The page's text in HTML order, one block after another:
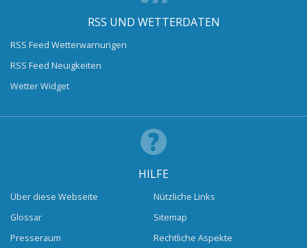
RSS UND WETTERDATEN
RSS Feed Wetterwarnungen
RSS Feed Neuigkeiten
Wetter Widget
HILFE
Über diese Webseite
Glossar
Presseraum
Nützliche Links
Sitemap
Rechtliche Aspekte